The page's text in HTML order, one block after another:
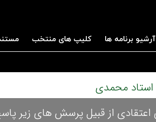
آرشیو برنامه ها کلیپ های منتخب